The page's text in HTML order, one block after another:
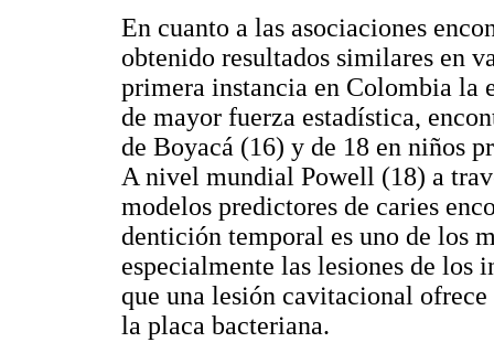
En cuanto a las asociaciones
obtenido resultados similares en
primera instancia en Colombia la
de mayor fuerza estadística,
de Boyacá (16) y de 18 en niños
A nivel mundial Powell (18) a
modelos predictores de caries
dentición temporal es uno de los
especialmente las lesiones de los
que una lesión cavitacional
la placa bacteriana.